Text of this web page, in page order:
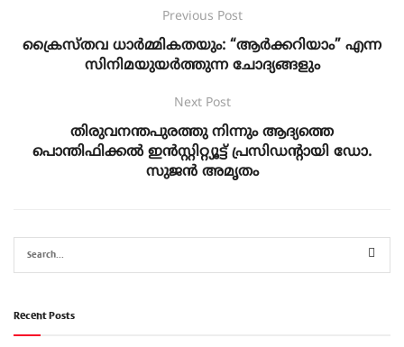
Previous Post
ക്രൈസ്തവ ധാർമ്മികതയും: “ആർക്കറിയാം” എന്ന
സിനിമയുയർത്തുന്ന ചോദ്യങ്ങളും
Next Post
തിരുവനന്തപുരത്തു നിന്നും ആദ്യത്തെ
പൊന്തിഫിക്കൽ ഇൻസ്റ്റിറ്റ്യൂട്ട് പ്രസിഡന്റായി ഡോ.
സുജൻ അമൃതം
Recent Posts